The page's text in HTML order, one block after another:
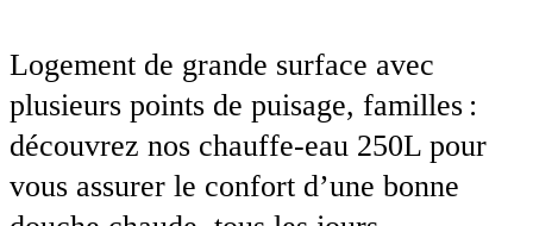
Logement de grande surface avec
plusieurs points de puisage, familles :
découvrez nos chauffe-eau 250L pour
vous assurer le confort d’une bonne